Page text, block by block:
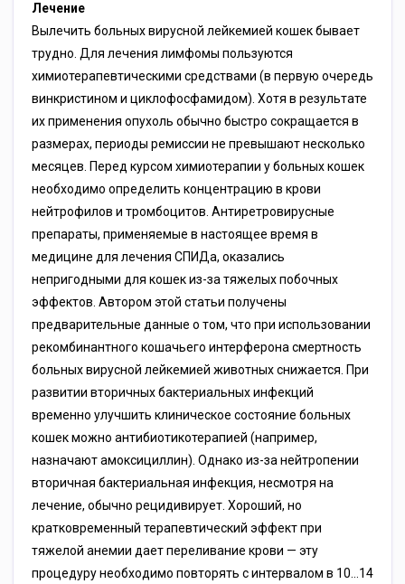
Лечение
Вылечить больных вирусной лейкемией кошек бывает
трудно. Для лечения лимфомы пользуются
химиотерапевтическими средствами (в первую очередь
винкристином и циклофосфамидом). Хотя в результате
их применения опухоль обычно быстро сокращается в
размерах, периоды ремиссии не превышают несколько
месяцев. Перед курсом химиотерапии у больных кошек
необходимо определить концентрацию в крови
нейтрофилов и тромбоцитов. Антиретровирусные
препараты, применяемые в настоящее время в
медицине для лечения СПИДа, оказались
непригодными для кошек из-за тяжелых побочных
эффектов. Aвтором этой статьи получены
предварительные данные о том, что при использовании
рекомбинантного кошачьего интерферона смертность
больных вирусной лейкемией животных снижается. При
развитии вторичных бактериальных инфекций
временно улучшить клиническое состояние больных
кошек можно антибиотикотерапией (например,
назначают амоксициллин). Однако из-за нейтропении
вторичная бактериальная инфекция, несмотря на
лечение, обычно рецидивирует. Хороший, но
кратковременный терапевтический эффект при
тяжелой анемии дает переливание крови — эту
процедуру необходимо повторять с интервалом в 10…14